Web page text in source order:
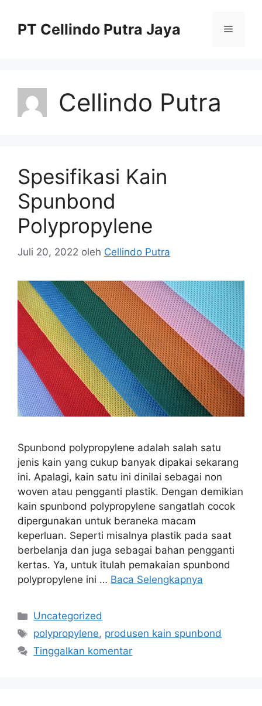
PT Cellindo Putra Jaya Menu
Cellindo Putra
Spesifikasi Kain
Spunbond
Polypropylene
Juli 20, 2022 oleh Cellindo Putra
Spunbond polypropylene adalah salah satu
jenis kain yang cukup banyak dipakai sekarang
ini. Apalagi, kain satu ini dinilai sebagai non
woven atau pengganti plastik. Dengan demikian
kain spunbond polypropylene sangatlah cocok
dipergunakan untuk beraneka macam
keperluan. Seperti misalnya plastik pada saat
berbelanja dan juga sebagai bahan pengganti
kertas. Ya, untuk itulah pemakaian spunbond
polypropylene ini … Baca Selengkapnya
Kategori
Uncategorized
Tag
polypropylene, produsen kain spunbond
Tinggalkan komentar